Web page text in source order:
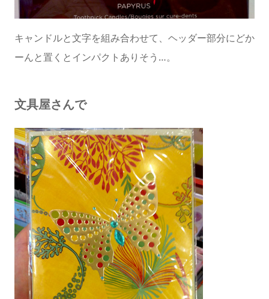
キャンドルと文字を組み合わせて、ヘッダー部分にどか
ーんと置くとインパクトありそう…。
文具屋さんで